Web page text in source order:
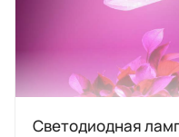
Светодиодная